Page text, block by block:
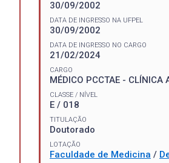
30/09/2002
DATA DE INGRESSO NA UFPEL
30/09/2002
DATA DE INGRESSO NO CARGO
21/02/2024
CARGO
MÉDICO PCCTAE - CLÍNICA
CLASSE / NÍVEL
E / 018
TITULAÇÃO
Doutorado
LOTAÇÃO
Faculdade de Medicina /